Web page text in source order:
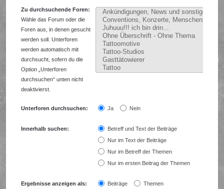
Zu durchsuchende Foren:
Wähle das Forum oder die
Foren aus, in denen gesucht
werden soll. Unterforen
werden automatisch mit
durchsucht, sofern du die
Option „Unterforen
durchsuchen“ unten nicht
deaktivierst.
Unterforen durchsuchen: Ja Nein
Innerhalb suchen:
Betreff und Text der Beiträge
Nur im Text der Beiträge
Nur im Betreff der Themen
Nur im ersten Beitrag der Themen
Ergebnisse anzeigen als: Beiträge Themen